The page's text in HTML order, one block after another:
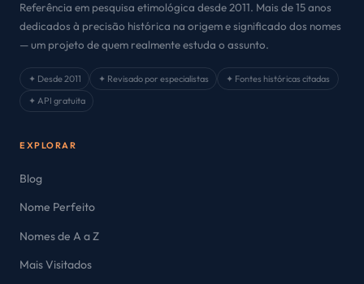
Referência em pesquisa etimológica desde 2011. Mais de 15 anos
dedicados à precisão histórica na origem e significado dos nomes
— um projeto de quem realmente estuda o assunto.
✦ Desde 2011 ✦ Revisado por especialistas
✦ Fontes históricas citadas
✦ API gratuita
EXPLORAR
Blog
Nome Perfeito
Nomes de A a Z
Mais Visitados